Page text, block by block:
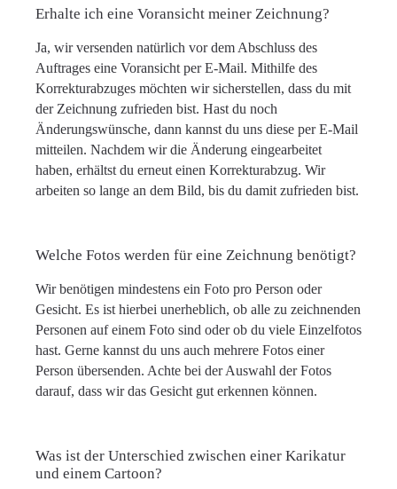
Erhalte ich eine Voransicht meiner Zeichnung?
Ja, wir versenden natürlich vor dem Abschluss des
Auftrages eine Voransicht per E-Mail. Mithilfe des
Korrekturabzuges möchten wir sicherstellen, dass du mit
der Zeichnung zufrieden bist. Hast du noch
Änderungswünsche, dann kannst du uns diese per E-Mail
mitteilen. Nachdem wir die Änderung eingearbeitet
haben, erhältst du erneut einen Korrekturabzug. Wir
arbeiten so lange an dem Bild, bis du damit zufrieden bist.
Welche Fotos werden für eine Zeichnung benötigt?
Wir benötigen mindestens ein Foto pro Person oder
Gesicht. Es ist hierbei unerheblich, ob alle zu zeichnenden
Personen auf einem Foto sind oder ob du viele Einzelfotos
hast. Gerne kannst du uns auch mehrere Fotos einer
Person übersenden. Achte bei der Auswahl der Fotos
darauf, dass wir das Gesicht gut erkennen können.
Was ist der Unterschied zwischen einer Karikatur
und einem Cartoon?